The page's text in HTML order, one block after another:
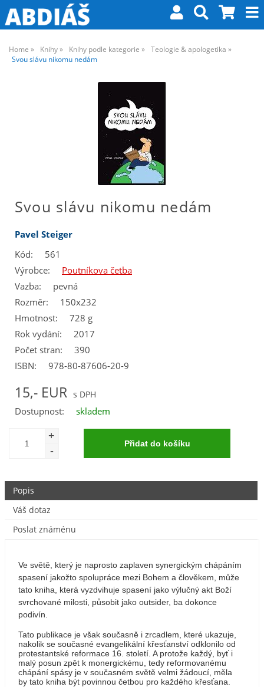
Home Knihy Knihy podle kategorie
Teologie & apologetika
Svou slávu nikomu nedám
Svou slávu nikomu nedám
Pavel Steiger
Kód:
561
Výrobce:
Poutníkova četba
Vazba:
pevná
Rozměr:
150x232
Hmotnost:
728 g
Rok vydání:
2017
Počet stran:
390
ISBN:
978-80-87606-20-9
15,- EUR
Dostupnost: skladem
Popis
Váš dotaz
Poslat známénu
Ve světě, který je naprosto zaplaven synergickým chápáním
spasení jakožto spolupráce mezi Bohem a člověkem, může
tato kniha, která vyzdvihuje spasení jako výlučný akt Boží
svrchované milosti, působit jako outsider, ba dokonce
podivín.
Tato publikace je však současně i zrcadlem, které ukazuje,
nakolik se současné evangelikální křesťanství odklonilo od
protestantské reformace 16. století. A protože každý, byť i
malý posun zpět k monergickému, tedy reformovanému
chápání spásy je v současném světě velmi žádoucí, měla
by tato kniha být povinnou četbou pro každého křesťana.